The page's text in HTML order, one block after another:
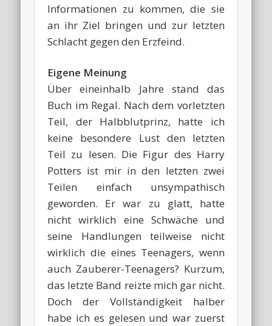
Informationen zu kommen, die sie
an ihr Ziel bringen und zur letzten
Schlacht gegen den Erzfeind.
Eigene Meinung
Über eineinhalb Jahre stand das
Buch im Regal. Nach dem vorletzten
Teil, der Halbblutprinz, hatte ich
keine besondere Lust den letzten
Teil zu lesen. Die Figur des Harry
Potters ist mir in den letzten zwei
Teilen einfach unsympathisch
geworden. Er war zu glatt, hatte
nicht wirklich eine Schwäche und
seine Handlungen teilweise nicht
wirklich die eines Teenagers, wenn
auch Zauberer-Teenagers? Kurzum,
das letzte Band reizte mich gar nicht.
Doch der Vollständigkeit halber
habe ich es gelesen und war zuerst